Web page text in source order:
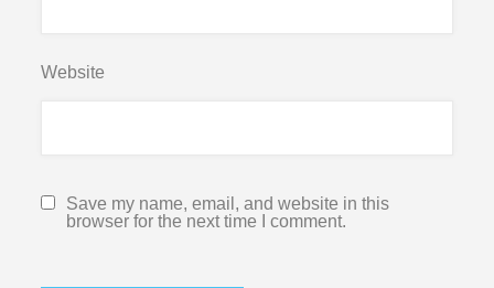
Website
Save my name, email, and website in this
browser for the next time I comment.